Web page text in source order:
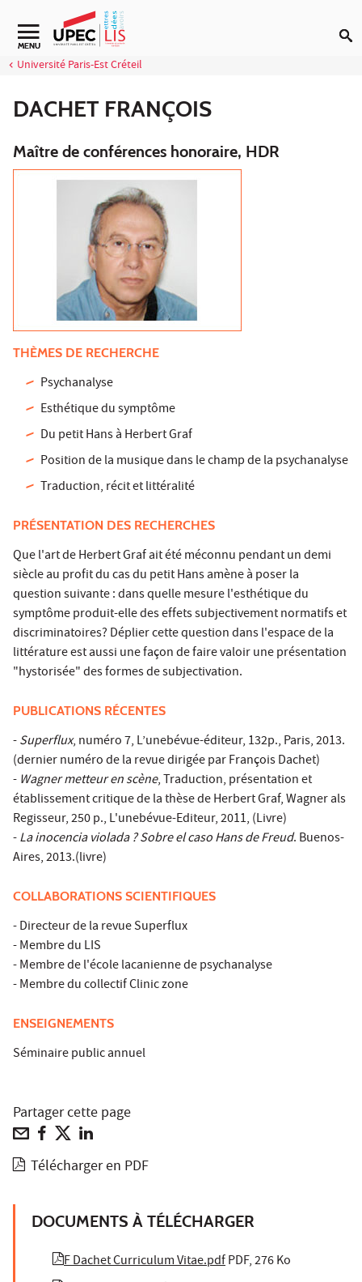
Aller au contenu
Navigation secondaire
MENU
Université Paris-Est Créteil
DACHET FRANÇOIS
Maître de conférences honoraire, HDR
THÈMES DE RECHERCHE
Psychanalyse
Esthétique du symptôme
Du petit Hans à Herbert Graf
Position de la musique dans le champ de la psychanalyse
Traduction, récit et littéralité
PRÉSENTATION DES RECHERCHES
Que l'art de Herbert Graf ait été méconnu pendant un demi
siècle au profit du cas du petit Hans amène à poser la
question suivante : dans quelle mesure l'esthétique du
symptôme produit-elle des effets subjectivement normatifs et
discriminatoires? Déplier cette question dans l'espace de la
littérature est aussi une façon de faire valoir une présentation
"hystorisée" des formes de subjectivation.
PUBLICATIONS RÉCENTES
-Superflux, numéro 7, L’unebévue-éditeur, 132p., Paris, 2013.
(dernier numéro de la revue dirigée par François Dachet)
- Wagner metteur en scène, Traduction, présentation et
établissement critique de la thèse de Herbert Graf, Wagner als
Regisseur, 250 p., L'unebévue-Editeur, 2011, (Livre)
-La inocencia violada ? Sobre el caso Hans de Freud. Buenos-
Aires, 2013.(livre)
COLLABORATIONS SCIENTIFIQUES
- Directeur de la revue Superflux
- Membre du LIS
- Membre de l'école lacanienne de psychanalyse
- Membre du collectif Clinic zone
ENSEIGNEMENTS
Séminaire public annuel
Partager cette page
Télécharger en PDF
DOCUMENTS À TÉLÉCHARGER
F Dachet Curriculum Vitae.pdfPDF, 276 Ko